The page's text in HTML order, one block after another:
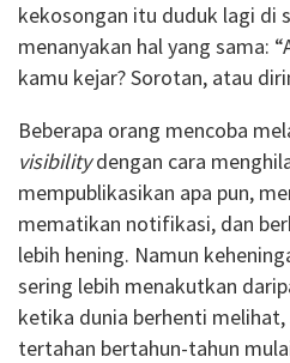
kekosongan itu duduk lagi di
menanyakan hal yang sama:
kamu kejar? Sorotan, atau
Beberapa orang mencoba
visibilitydengan cara
mempublikasikan apa pun,
mematikan notifikasi, dan
lebih hening. Namun
sering lebih menakutkan
ketika dunia berhenti melihat,
tertahan bertahun-tahun